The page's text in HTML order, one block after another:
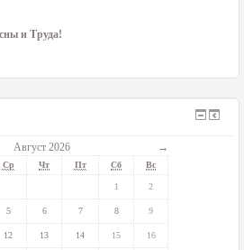
и Труда!
Август 2026 →
Ср Чт Пт Сб Вс
1 2
5 6 7 8 9
12 13 14 15 16